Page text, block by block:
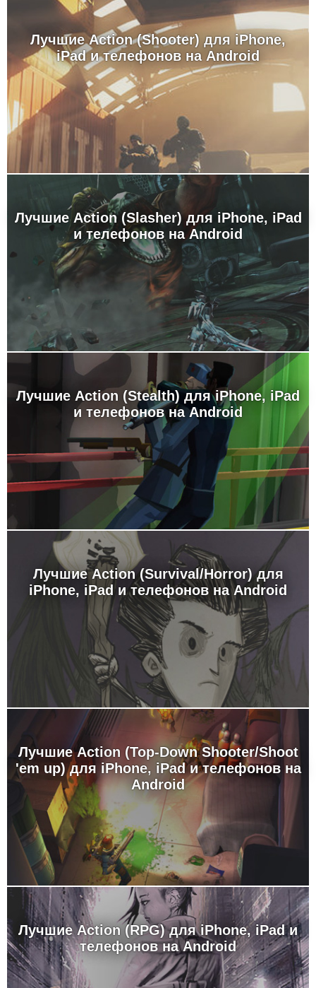
Лучшие Action (Shooter) для iPhone,
iPad и телефонов на Android
Лучшие Action (Slasher) для iPhone, iPad
и телефонов на Android
Лучшие Action (Stealth) для iPhone, iPad
и телефонов на Android
Лучшие Action (Survival/Horror) для
iPhone, iPad и телефонов на Android
Лучшие Action (Top-Down Shooter/Shoot
'em up) для iPhone, iPad и телефонов на
Android
Лучшие Action (RPG) для iPhone, iPad и
телефонов на Android